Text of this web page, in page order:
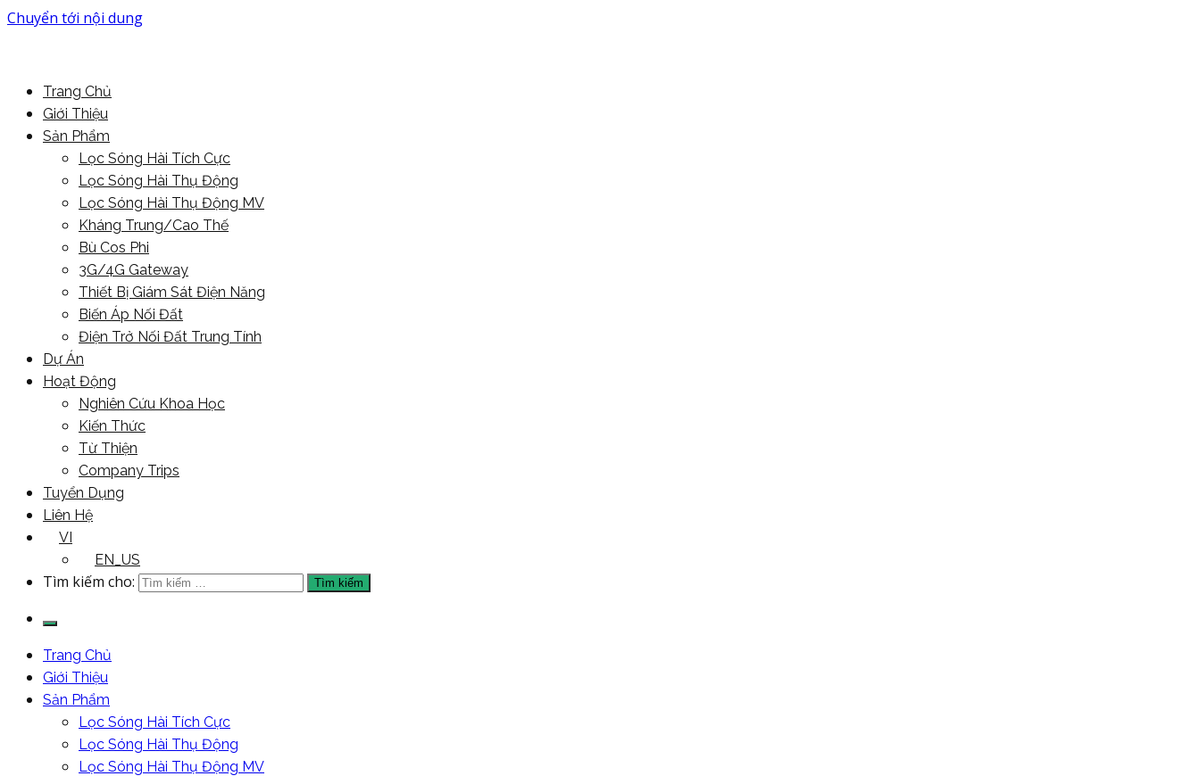
Chuyển tới nội dung
PowerMore Ltd
More Power For You
Trang Chủ
Giới Thiệu
Sản Phẩm
Lọc Sóng Hài Tích Cực
Lọc Sóng Hài Thụ Động
Lọc Sóng Hài Thụ Động MV
Kháng Trung/Cao Thế
Bù Cos Phi
3G/4G Gateway
Thiết Bị Giám Sát Điện Năng
Biến Áp Nối Đất
Điện Trở Nối Đất Trung Tính
Dự Án
Hoạt Động
Nghiên Cứu Khoa Học
Kiến Thức
Từ Thiện
Company Trips
Tuyển Dụng
Liên Hệ
VI
EN_US
Tìm kiếm cho:
Trang Chủ
Giới Thiệu
Sản Phẩm
Lọc Sóng Hài Tích Cực
Lọc Sóng Hài Thụ Động
Lọc Sóng Hài Thụ Động MV